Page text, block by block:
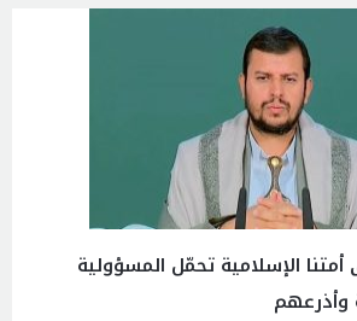
الإسلامية تحمّل المسؤولية
وأذرعهم